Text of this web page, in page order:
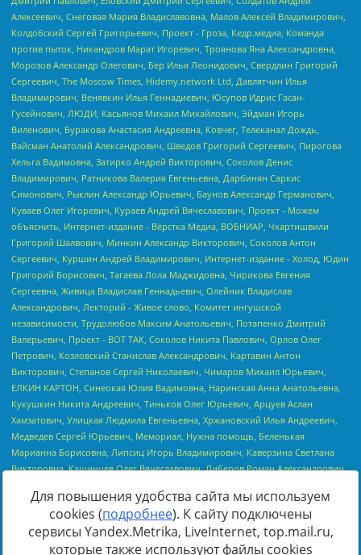
Источник:https://minjust.gov.ru/uploaded/files/reestr-
Для повышения удобства сайта мы используем
cookies (подробнее). К сайту подключены
сервисы Yandex.Metrika, LiveInternet, top.mail.ru,
которые также используют файлы cookies